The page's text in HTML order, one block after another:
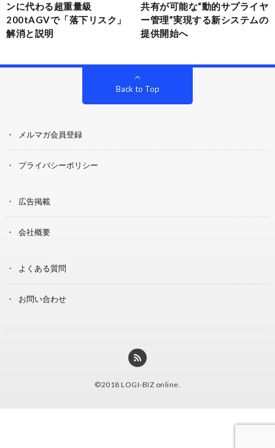
ンに代わる超重量級
200tAGVで「落下リスク」
解消と説明
共有が可能な“動的サプライヤ
ー管理”実現する新システムの
提供開始へ
Back to Top
メルマガ会員登録
プライバシーポリシー
広告掲載
会社概要
よくある質問
お問い合わせ
©2018 LOGI-BIZ online